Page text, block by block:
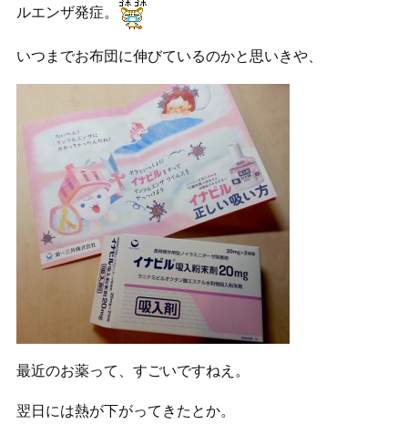
ルエンザ発症。
いつまでお布団に伸びているのかと思いきや、
最近のお薬って、すごいですねえ。
翌日には熱が下がってきたとか。